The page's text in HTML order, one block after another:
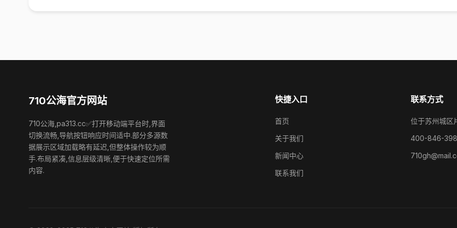
710公海官方网站
710公海,pa313.cc✅打开移动端平台时,界面
切换流畅,导航按钮响应时间适中.部分多源数
据展示区域加载略有延迟,但整体操作较为顺
手.布局紧凑,信息层级清晰,便于快速定位所需
内容.
快捷入口
首页
关于我们
新闻中心
联系我们
联系方式
位于苏州城区
400-846-